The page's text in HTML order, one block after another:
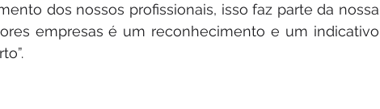
dos nossos profissionais, isso faz parte da nossa
empresas é um reconhecimento e um indicativo